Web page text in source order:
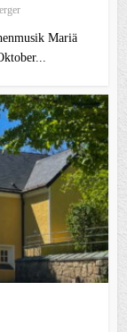
Mariä